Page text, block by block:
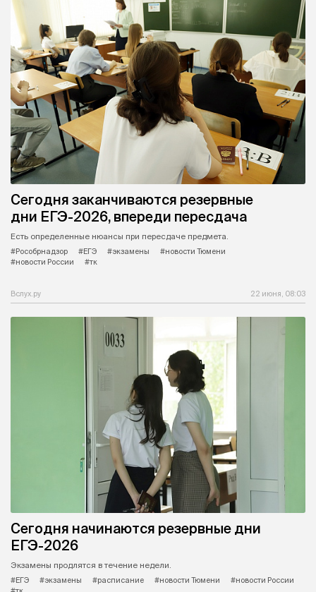
Сегодня заканчиваются резервные
дни ЕГЭ-2026, впереди пересдача
Есть определенные нюансы при пересдаче предмета.
#Рособрнадзор
#ЕГЭ #экзамены
#новости Тюмени
#новости России
#тк
Вслух.ру 22 июня, 08:03
Сегодня начинаются резервные дни
ЕГЭ-2026
Экзамены продлятся в течение недели.
#ЕГЭ
#экзамены #расписание #новости Тюмени
#новости России